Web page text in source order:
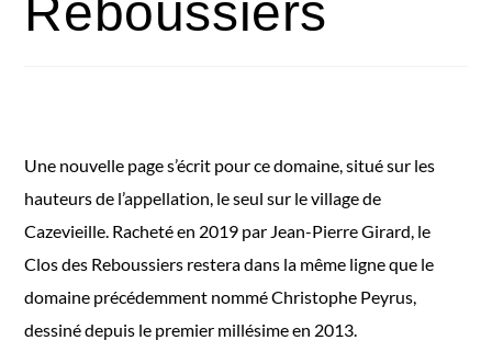
Reboussiers
Une nouvelle page s’écrit pour ce domaine, situé sur les
hauteurs de l’appellation, le seul sur le village de
Cazevieille. Racheté en 2019 par Jean-Pierre Girard, le
Clos des Reboussiers restera dans la même ligne que le
domaine précédemment nommé Christophe Peyrus,
dessiné depuis le premier millésime en 2013.